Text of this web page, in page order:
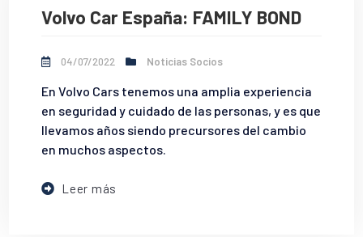
Volvo Car España: FAMILY BOND
04/07/2022 Noticias Socios
En Volvo Cars tenemos una amplia experiencia
en seguridad y cuidado de las personas, y es que
llevamos años siendo precursores del cambio
en muchos aspectos.
Leer más